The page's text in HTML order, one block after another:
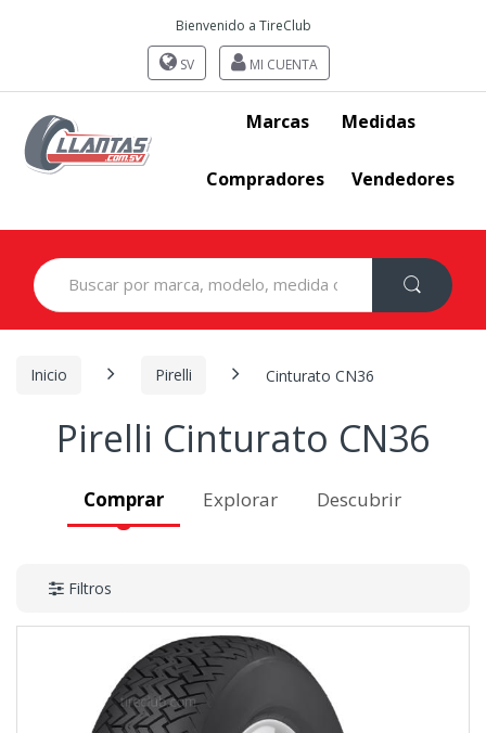
Bienvenido a TireClub
SV MI CUENTA
Marcas Medidas
Compradores Vendedores
Search
for:
Inicio Pirelli Cinturato CN36
Pirelli Cinturato CN36
Comprar Explorar Descubrir
Filtros